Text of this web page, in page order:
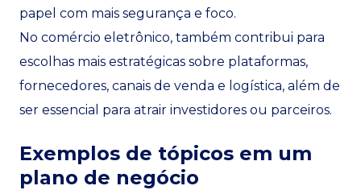
papel com mais segurança e foco.
No comércio eletrônico, também contribui para
escolhas mais estratégicas sobre plataformas,
fornecedores, canais de venda e logística, além de
ser essencial para atrair investidores ou parceiros.
Exemplos de tópicos em um
plano de negócio